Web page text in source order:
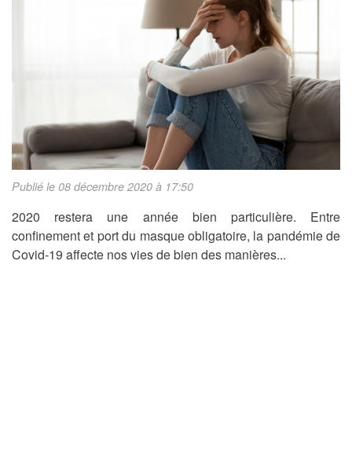
Publié le 08 décembre 2020 à 17:50
2020 restera une année bien particulière. Entre
confinement et port du masque obligatoire, la pandémie de
Covid-19 affecte nos vies de bien des manières...